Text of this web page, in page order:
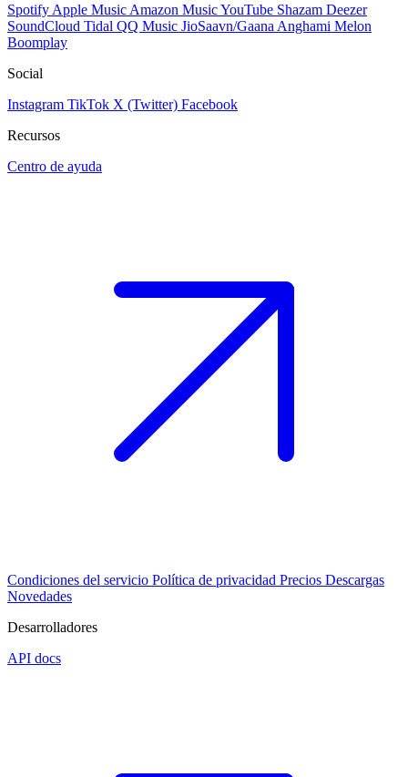
Spotify Apple Music Amazon MusicYouTube Shazam Deezer
SoundCloud Tidal QQ Music JioSaavn/Gaana Anghami Melon
Boomplay
Social
Instagram TikTok X (Twitter) Facebook
Recursos
Centro de ayuda
Condiciones del servicio Política de privacidad Precios Descargas
Novedades
Desarrolladores
API docs